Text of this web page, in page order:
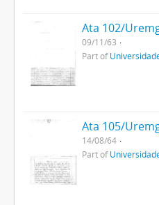
Ata 102/
09/11/63
Part of
Ata 105/
14/08/64
Part of